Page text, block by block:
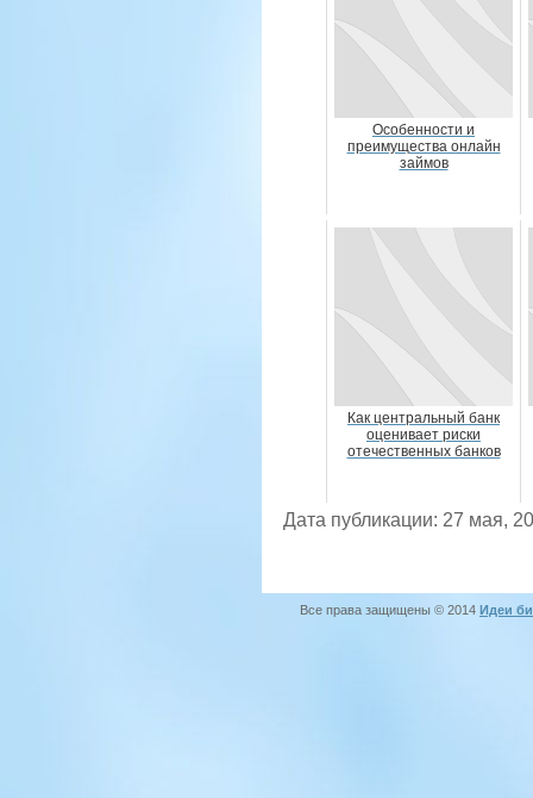
Особенности и
преимущества онлайн
займов
Как центральный банк
оценивает риски
отечественных банков
Дата публикации: 27 мая,
Все права защищены © 2014 Идеи